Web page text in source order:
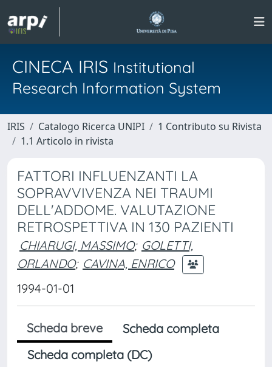
CINECA IRIS Institutional
Research Information System
IRIS Catalogo Ricerca UNIPI
1 Contributo su Rivista
1.1 Articolo in rivista
FATTORI INFLUENZANTI LA
SOPRAVVIVENZA NEI TRAUMI
DELL'ADDOME. VALUTAZIONE
RETROSPETTIVA IN 130 PAZIENTI
CHIARUGI, MASSIMO; GOLETTI,
ORLANDO; CAVINA, ENRICO
1994-01-01
Scheda breve
Scheda completa
Scheda completa (DC)